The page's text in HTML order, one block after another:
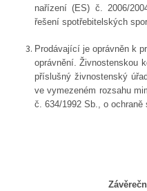
nařízení (ES) č. 2006/
řešení spotřebitelských
Prodávající je oprávněn k
oprávnění. Živnostenskou
příslušný živnostenský
ve vymezeném rozsahu
č. 634/1992 Sb., o ochraně